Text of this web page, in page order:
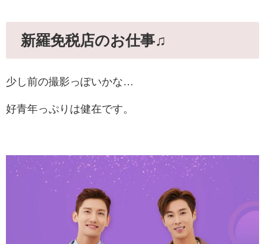
新羅免税店のお仕事♫
少し前の撮影っぽいかな…
好青年っぷりは健在です。